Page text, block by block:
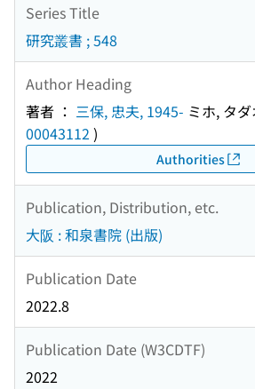
Series Title
研究叢書 ; 548
Author Heading
著者 ： 三保, 忠夫, 1945- ミホ, タ
00043112 )
Authorities
Publication, Distribution, etc.
大阪 : 和泉書院 (出版)
Publication Date
2022.8
Publication Date (W3CDTF)
2022